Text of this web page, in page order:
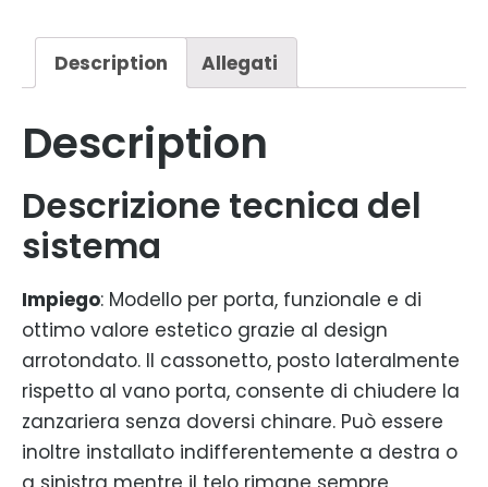
Description Allegati
Description
Descrizione tecnica del
sistema
Impiego: Modello per porta, funzionale e di
ottimo valore estetico grazie al design
arrotondato. Il cassonetto, posto lateralmente
rispetto al vano porta, consente di chiudere la
zanzariera senza doversi chinare. Può essere
inoltre installato indifferentemente a destra o